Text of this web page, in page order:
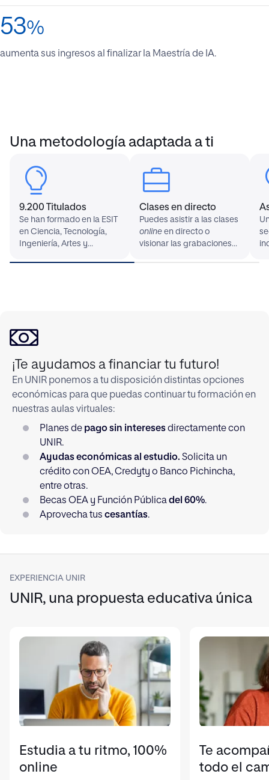
53%
aumenta sus ingresos al finalizar la Maestría de IA.
Una metodología adaptada a ti
9.200 Titulados
Se han formado en la ESIT
en Ciencia, Tecnología,
Ingeniería, Artes y
Clases en directo
Puedes asistir a las clases
online en directo o
visionar las grabaciones
¡Te ayudamos a financiar tu futuro!
En UNIR ponemos a tu disposición distintas opciones
económicas para que puedas continuar tu formación en
nuestras aulas virtuales:
Planes de pago sin interesesdirectamente con
UNIR.
Ayudas económicas al estudio.Solicita un
crédito con OEA, Credyty o Banco Pichincha,
entre otras.
Becas OEA y Función Públicadel 60%.
Aprovecha tus cesantías.
EXPERIENCIA UNIR
UNIR, una propuesta educativa única
Estudia a tu ritmo, 100%
online
Te
todo el